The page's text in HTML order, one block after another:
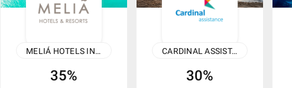
MELIÁ HOTELS INTERNATIONAL
35%
CARDINAL ASSISTANCE
30%